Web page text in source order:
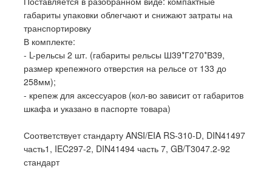
габариты упаковки облегчают и снижают затраты на
транспортировку
В комплекте:
- L-рельсы 2 шт. (габариты рельсы Ш39*Г270*В39,
размер крепежного отверстия на рельсе от 133 до
258мм);
- крепеж для аксессуаров (кол-во зависит от габаритов
шкафа и указано в паспорте товара)
Соответствует стандарту ANSI/EIA RS-310-D, DIN41497
часть1, IEC297-2, DIN41494 часть 7, GB/T3047.2-92
стандарт